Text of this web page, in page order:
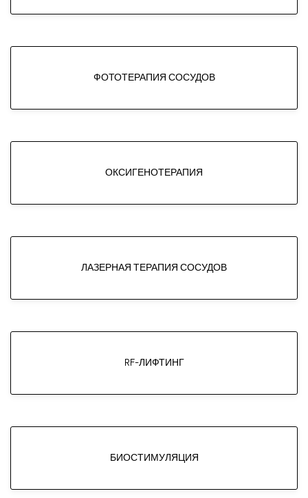
ФОТОТЕРАПИЯ СОСУДОВ
ОКСИГЕНОТЕРАПИЯ
ЛАЗЕРНАЯ ТЕРАПИЯ СОСУДОВ
RF-ЛИФТИНГ
БИОСТИМУЛЯЦИЯ